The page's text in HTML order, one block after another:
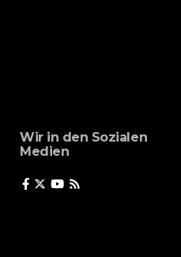
Wir in den Sozialen
Medien